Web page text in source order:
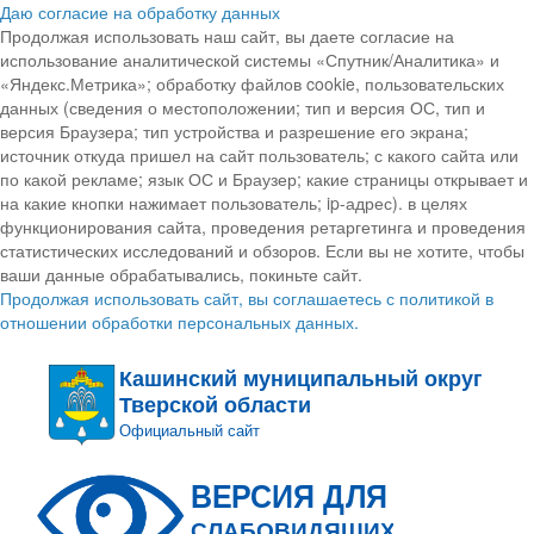
Даю согласие на обработку данных
Продолжая использовать наш сайт, вы даете согласие на
использование аналитической системы «Спутник/Аналитика» и
«Яндекс.Метрика»; обработку файлов cookie, пользовательских
данных (сведения о местоположении; тип и версия ОС, тип и
версия Браузера; тип устройства и разрешение его экрана;
источник откуда пришел на сайт пользователь; с какого сайта или
по какой рекламе; язык ОС и Браузер; какие страницы открывает и
на какие кнопки нажимает пользователь; ip-адрес). в целях
функционирования сайта, проведения ретаргетинга и проведения
статистических исследований и обзоров. Если вы не хотите, чтобы
ваши данные обрабатывались, покиньте сайт.
Продолжая использовать сайт, вы соглашаетесь с политикой в
отношении обработки персональных данных.